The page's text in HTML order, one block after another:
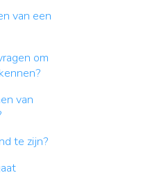
van een
om
van
te zijn?